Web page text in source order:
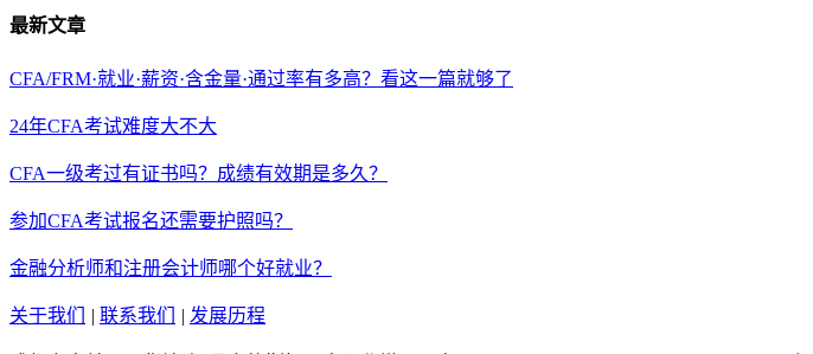
最新文章
CFA/FRM·就业·薪资·含金量·通过率有多高？看这一篇就够了
24年CFA考试难度大不大
CFA一级考过有证书吗？成绩有效期是多久？
参加CFA考试报名还需要护照吗？
金融分析师和注册会计师哪个好就业？
关于我们 | 联系我们 | 发展历程